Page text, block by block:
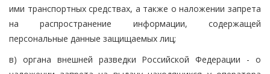
ими транспортных средствах, а также о наложении запрета
на распространение информации, содержащей
персональные данные защищаемых лиц;
в) органа внешней разведки Российской Федерации - о